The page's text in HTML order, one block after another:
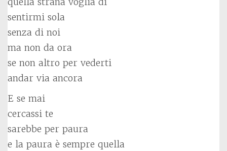
sentirmi sola
senza di noi
ma non da ora
se non altro per vederti
andar via ancora
E se mai
cercassi te
sarebbe per paura
e la paura è sempre quella